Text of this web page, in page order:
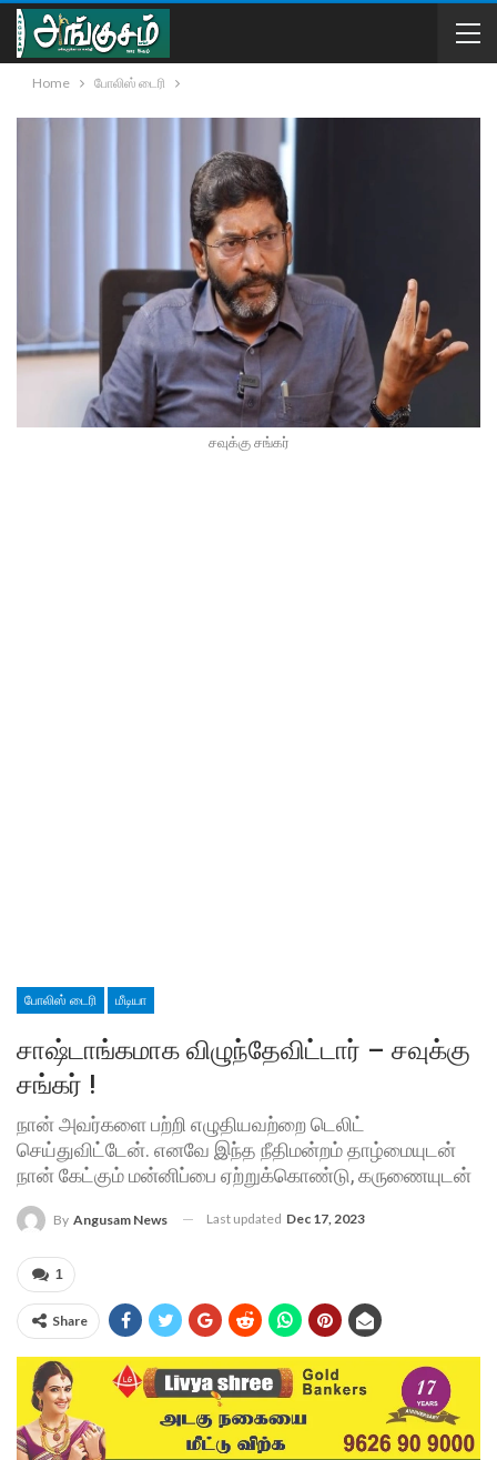
Home போலிஸ் டைரி
சவுக்கு சங்கர்
போலிஸ் டைரி மீடியா
சாஷ்டாங்கமாக விழுந்தேவிட்டார் – சவுக்கு
சங்கர் !
நான் அவர்களை பற்றி எழுதியவற்றை டெலிட்
செய்துவிட்டேன். எனவே இந்த நீதிமன்றம் தாழ்மையுடன்
நான் கேட்கும் மன்னிப்பை ஏற்றுக்கொண்டு, கருணையுடன்
By Angusam News Last updated Dec 17, 2023
1
Share